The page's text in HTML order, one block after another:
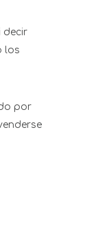
decir
los
por